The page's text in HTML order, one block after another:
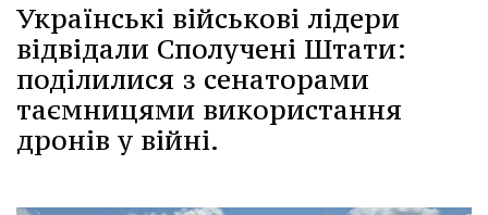
Українські військові лідери
відвідали Сполучені Штати:
поділилися з сенаторами
таємницями використання
дронів у війні.